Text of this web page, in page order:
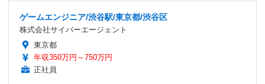
ゲームエンジニア/渋谷駅/東京都/渋谷区
株式会社サイバーエージェント
東京都
年収350万円～750万円
正社員